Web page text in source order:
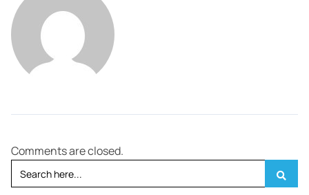
Comments are closed.